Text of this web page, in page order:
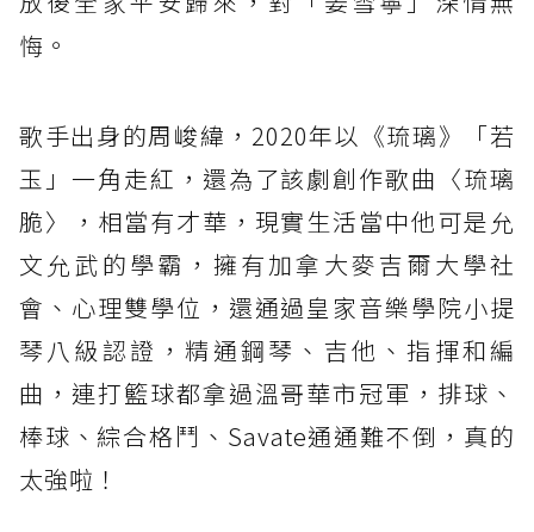
悔。
歌手出身的周峻緯，2020年以《琉璃》「若
玉」一角走紅，還為了該劇創作歌曲〈琉璃
脆〉，相當有才華，現實生活當中他可是允
文允武的學霸，擁有加拿大麥吉爾大學社
會、心理雙學位，還通過皇家音樂學院小提
琴八級認證，精通鋼琴、吉他、指揮和編
曲，連打籃球都拿過溫哥華市冠軍，排球、
棒球、綜合格鬥、Savate通通難不倒，真的
太強啦！